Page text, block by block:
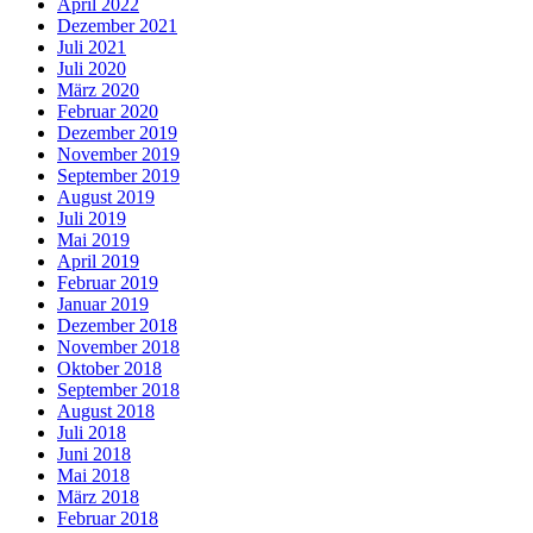
April 2022
Dezember 2021
Juli 2021
Juli 2020
März 2020
Februar 2020
Dezember 2019
November 2019
September 2019
August 2019
Juli 2019
Mai 2019
April 2019
Februar 2019
Januar 2019
Dezember 2018
November 2018
Oktober 2018
September 2018
August 2018
Juli 2018
Juni 2018
Mai 2018
März 2018
Februar 2018